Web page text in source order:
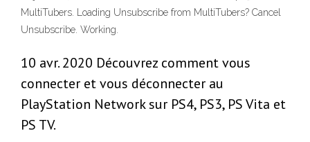
MultiTubers. Loading Unsubscribe from MultiTubers? Cancel
Unsubscribe. Working.
10 avr. 2020 Découvrez comment vous
connecter et vous déconnecter au
PlayStation Network sur PS4, PS3, PS Vita et
PS TV.